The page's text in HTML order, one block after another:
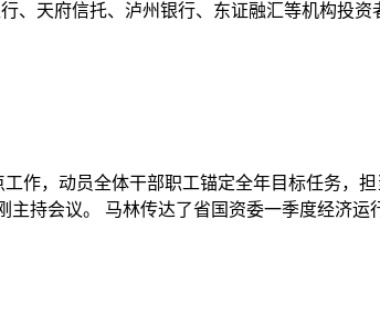
、天府信托、泸州银行、东证融汇等机构投资
作，动员全体干部职工锚定全年目标任务，
持会议。 马林传达了省国资委一季度经济运